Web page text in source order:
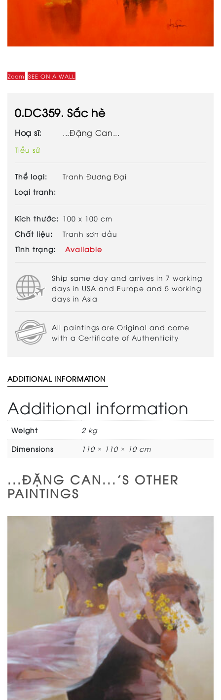
Zoom SEE ON A WALL
0.DC359. Sắc hè
Hoạ sĩ: ...Đặng Can...
Tiểu sử
Thể loại:
Tranh Đương Đại
Loại tranh:
Kích thước:
100 x 100 cm
Chất liệu:
Tranh sơn dầu
Tình trạng:
Available
Ship same day and arrives in 7 working
days in USA and Europe and 5 working
days in Asia
All paintings are Original and come
with a Certificate of Authenticity
ADDITIONAL INFORMATION
Additional information
Weight
2 kg
Dimensions
110 × 110 × 10 cm
...ĐẶNG CAN...'S OTHER
PAINTINGS